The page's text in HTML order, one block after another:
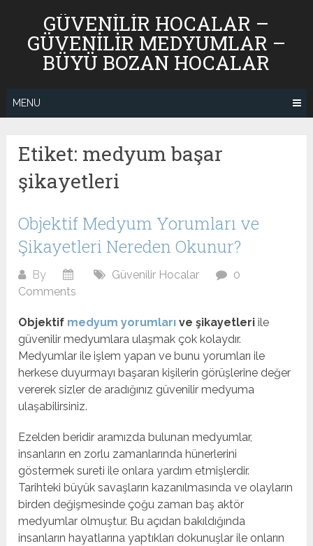
content
GÜVENILIR HOCALAR –
GÜVENILIR MEDYUMLAR –
BÜYÜ BOZAN HOCALAR
MENU
Etiket: medyum başar
şikayetleri
Objektif Medyum Yorumları ve
Şikayetleri Nereden Okunur?
By Güvenilir Hocalar
0
Comments
Objektif medyum yorumları ve şikayetleri ile
güvenilir medyumlara ulaşmak çok kolaydır.
Medyumlar ile işlem yapan ve bunu yorumları ile
herkese duyurmayı başaran kişilerin görüşlerine değer
vererek sizler de aradığınız güvenilir medyuma
ulaşabilirsiniz.
Ezelden beridir aramızda bulunan medyumlar,
insanların en zorlu zamanlarında hünerlerini
göstermek sureti ile onlara yardım etmişlerdir.
Tarihteki büyük savaşların kazanılmasında ve olayların
birden değişmesinde çoğu zaman baş aktör
medyumlar olmuştur. Bu açıdan bakıldığında
insanların hayatlarına yaptıkları dokunuşlar ile onların